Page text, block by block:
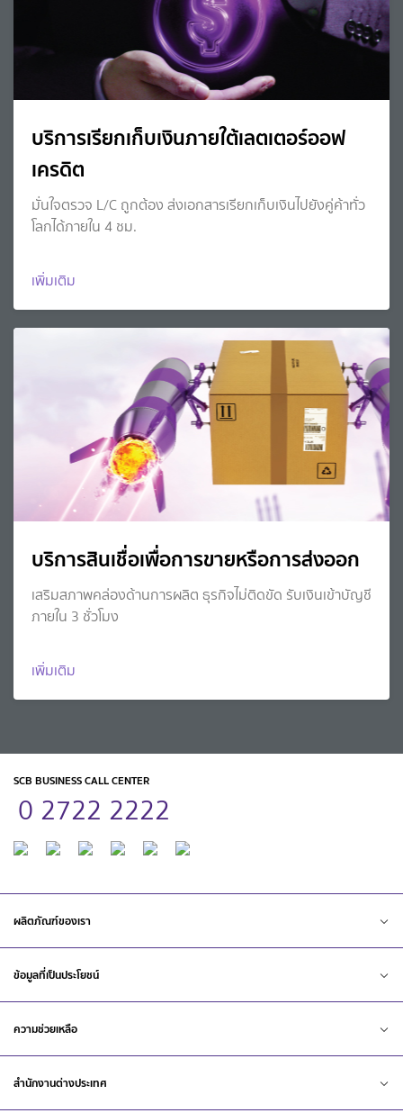
บริการเรียกเก็บเงินภายใต้เลตเตอร์ออฟ
เครดิต
มั่นใจตรวจ L/C ถูกต้อง ส่งเอกสารเรียกเก็บเงินไปยังคู่ค้าทั่ว
โลกได้ภายใน 4 ชม.
เพิ่มเติม
บริการสินเชื่อเพื่อการขายหรือการส่งออก
เสริมสภาพคล่องด้านการผลิต ธุรกิจไม่ติดขัด รับเงินเข้าบัญชี
ภายใน 3 ชั่วโมง
เพิ่มเติม
SCB BUSINESS CALL CENTER
0 2722 2222
ผลิตภัณฑ์ของเรา
ข้อมูลที่เป็นประโยชน์
ความช่วยเหลือ
สำนักงานต่างประเทศ